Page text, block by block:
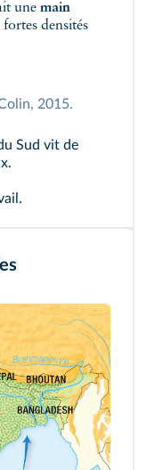
une main
fortes densités
2015.
Sud vit de